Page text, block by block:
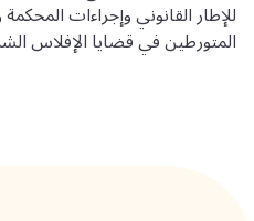
للإطار القانوني وإجراءات
المتورطين في قضايا الإفلاس